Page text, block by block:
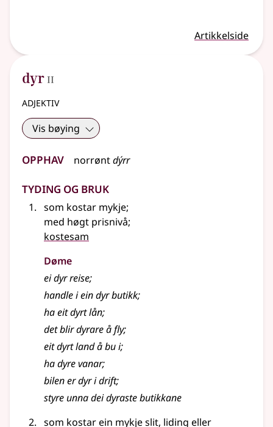
Artikkelside
dyr 2
II
adjektiv
Vis bøying
Opphav norrøntdýrr
Tyding og bruk
som kostar mykje;
med høgt prisnivå;
kostesam
Døme
ei dyr reise;
handle i ein dyr butikk;
ha eit dyrt lån;
det blir dyrare å fly;
eit dyrt land å bu i;
ha dyre vanar;
bilen er dyr i drift;
styre unna dei dyraste butikkane
som kostar ein mykje slit, liding eller